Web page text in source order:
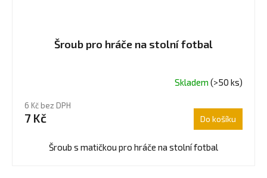
Šroub pro hráče na stolní fotbal
produktu
je
Skladem(>50 ks)
6 Kč bez DPH
7 Kč Do košíku
Šroub s matičkou pro hráče na stolní fotbal